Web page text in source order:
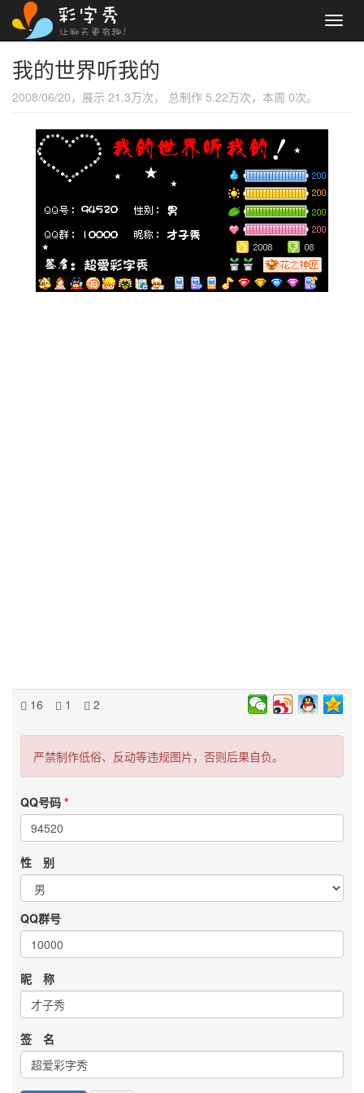
我的世界听我的
2008/06/20，展示 21.3万次， 总制作 5.22万次，本周 0次。
16 1 2
严禁制作低俗、反动等违规图片，否则后果自负。
QQ号码
性 别
QQ群号
昵 称
签 名